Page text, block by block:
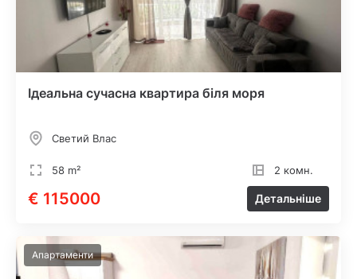
Ідеальна сучасна квартира біля моря
Светий Влас
58 m² 2 комн.
€ 115000 Детальніше
Апартаменти